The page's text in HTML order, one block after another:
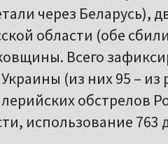
через Беларусь),
области (обе
Всего
(из них 95 – из
обстрелов
использование 763